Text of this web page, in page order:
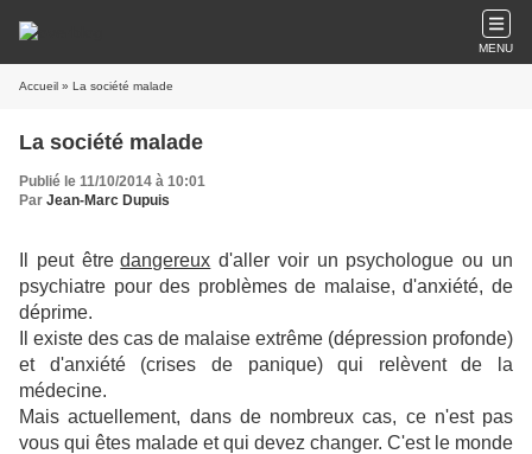
MENU
Accueil » La société malade
La société malade
Publié le 11/10/2014 à 10:01
Par Jean-Marc Dupuis
Il peut être dangereux d'aller voir un psychologue ou un
psychiatre pour des problèmes de malaise, d'anxiété, de
déprime.
Il existe des cas de malaise extrême (dépression profonde)
et d'anxiété (crises de panique) qui relèvent de la
médecine.
Mais actuellement, dans de nombreux cas, ce n'est pas
vous qui êtes malade et qui devez changer. C'est le monde